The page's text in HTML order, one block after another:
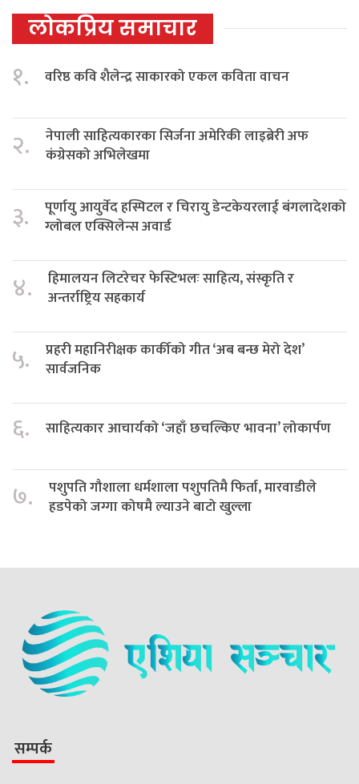
लोकप्रिय समाचार
१. वरिष्ठ कवि शैलेन्द्र साकारको एकल कविता वाचन
२.
नेपाली साहित्यकारका सिर्जना अमेरिकी लाइब्रेरी अफ
कंग्रेसको अभिलेखमा
३.
पूर्णायु आयुर्वेद हस्पिटल र चिरायु डेन्टकेयरलाई बंगलादेशको
ग्लोबल एक्सिलेन्स अवार्ड
४.
हिमालयन लिटरेचर फेस्टिभलः साहित्य, संस्कृति र
अन्तर्राष्ट्रिय सहकार्य
५.
प्रहरी महानिरीक्षक कार्कीको गीत ‘अब बन्छ मेरो देश’
सार्वजनिक
६. साहित्यकार आचार्यको ‘जहाँ छचल्किए भावना’ लोकार्पण
७.
पशुपति गौशाला धर्मशाला पशुपतिमै फिर्ता, मारवाडीले
हडपेको जग्गा कोषमै ल्याउने बाटो खुल्ला
सम्पर्क